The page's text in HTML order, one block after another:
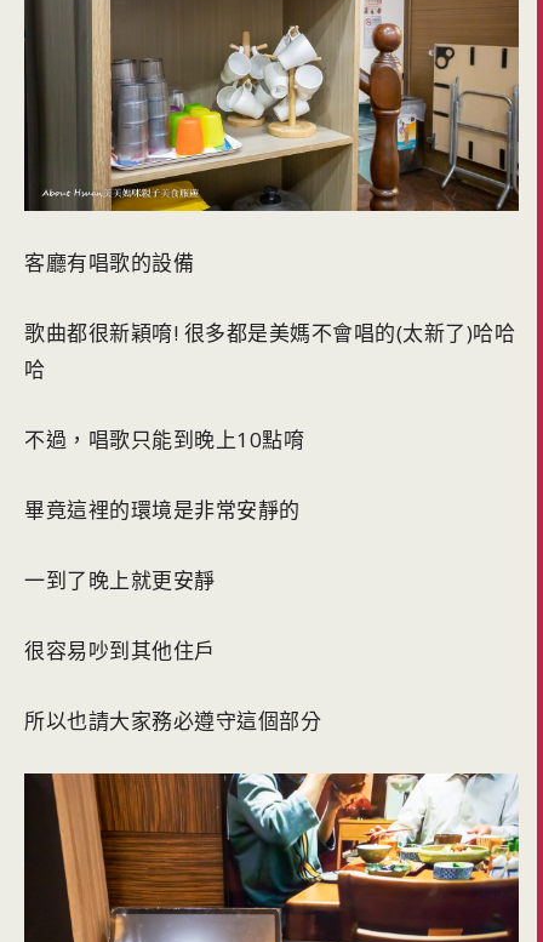
客廳有唱歌的設備
歌曲都很新穎唷! 很多都是美媽不會唱的(太新了)哈哈
哈
不過，唱歌只能到晚上10點唷
畢竟這裡的環境是非常安靜的
一到了晚上就更安靜
很容易吵到其他住戶
所以也請大家務必遵守這個部分